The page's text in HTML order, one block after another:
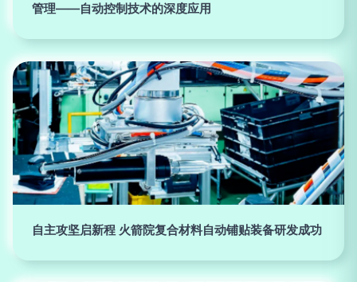
管理——自动控制技术的深度应用
自主攻坚启新程 火箭院复合材料自动铺贴装备研发成功